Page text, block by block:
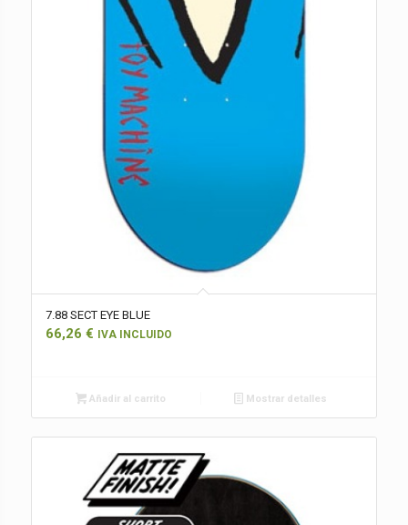
7.88 SECT EYE BLUE
66,26 € IVA INCLUIDO
Añadir al carrito Mostrar detalles